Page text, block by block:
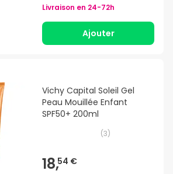
Livraison en 24-72h
Ajouter
Vichy Capital Soleil Gel
Peau Mouillée Enfant
SPF50+ 200ml
(3)
18,54 €